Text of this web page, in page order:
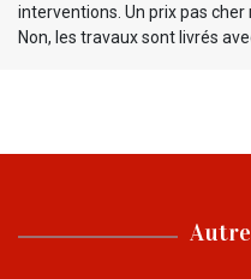
interventions. Un prix pas
Non, les travaux sont livrés